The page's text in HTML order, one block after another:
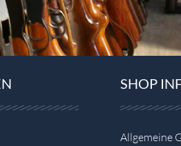
SHOP
Allgemeine